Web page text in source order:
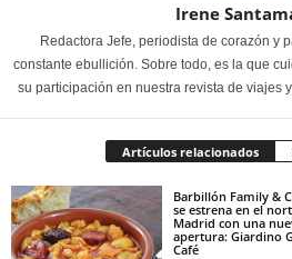
Irene
Redactora Jefe, periodista de corazón y
constante ebullición. Sobre todo, es la que
su participación en nuestra revista de viajes
Artículos relacionados
Barbillón Family &
se estrena en el
Madrid con una
apertura: Giardino
Café